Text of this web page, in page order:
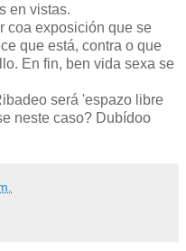
en vistas.
coa exposición que se
que está, contra o que
En fin, ben vida sexa se
será 'espazo libre
neste caso? Dubídoo